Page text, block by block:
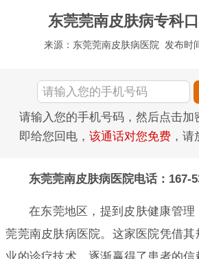
东莞莞南皮肤病专科
来源：东莞莞南皮肤病医院 发布时
请输入您的手机号码，然后点击加
即给您回电， 该通话对您免费 ，请
东莞莞南皮肤病医院电话：167-
在东莞地区，提到皮肤健康管
莞莞南皮肤病医院。这家医院凭借
业的诊疗技术，逐渐赢得了患者的